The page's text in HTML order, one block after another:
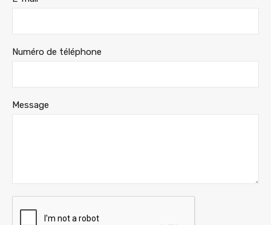
Numéro de téléphone
Message